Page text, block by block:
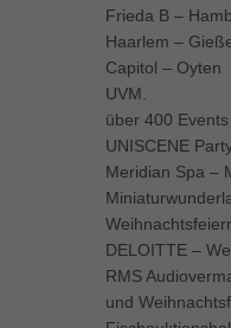
Frieda B –
Haarlem –
Capitol – Oyten
UVM.
über 400 Events
UNISCENE
Meridian Spa –
DELOITTE –
RMS
und